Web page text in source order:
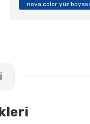
nova color yüz boyası